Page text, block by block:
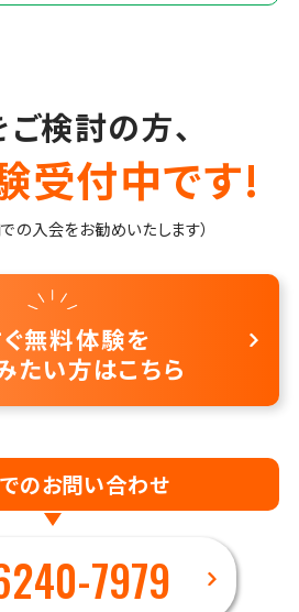
検討の方、
受付中です!
の入会をお勧めいたします）
無料体験を
たい方はこちら
のお問い合わせ
7979